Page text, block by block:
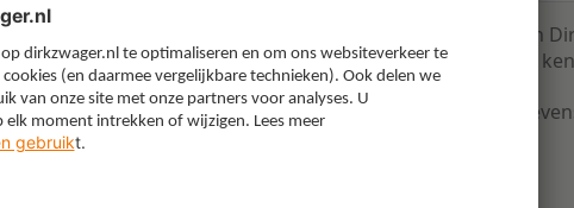
Ik ontvang graag de nieuwsbrief van
onderwerpen, updates en relevante
Klikhierom te lezen hoe we met uw